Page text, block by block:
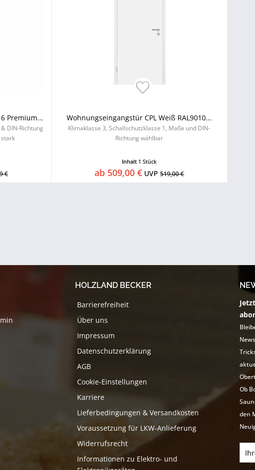
Premium...
DIN-Richtung
€
Wohnungseingangstür CPL Weiß RAL9010...
Klimaklasse 3, Schallschutzklasse 1, Maße und DIN-
Richtung wählbar
Inhalt 1 Stück
ab 509,00 € UVP519,00 €
HOLZLAND BECKER
Barrierefreiheit
Über uns
Impressum
Datenschutzerklärung
AGB
Cookie-Einstellungen
Karriere
Lieferbedingungen & Versandkosten
Voraussetzung für LKW-Anlieferung
Widerrufsrecht
Informationen zu Elektro- und
Ob
den